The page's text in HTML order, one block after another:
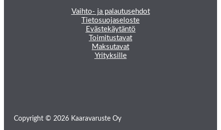
Vaihto- ja palautusehdot
Tietosuojaseloste
Evästekäytäntö
Toimitustavat
Maksutavat
Yrityksille
Copyright © 2026 Kaaravaruste Oy